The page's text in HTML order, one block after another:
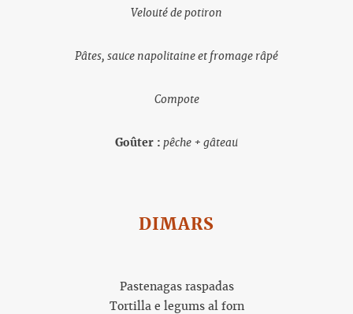
Velouté de potiron
Pâtes, sauce napolitaine et fromage râpé
Compote
Goûter : pêche + gâteau
DIMARS
Pastenagas raspadas
Tortilla e legums al forn